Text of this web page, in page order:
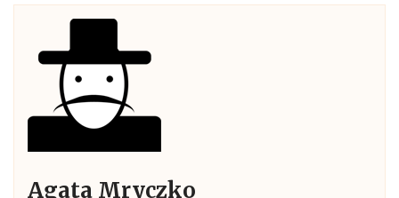
Agata Mryczko